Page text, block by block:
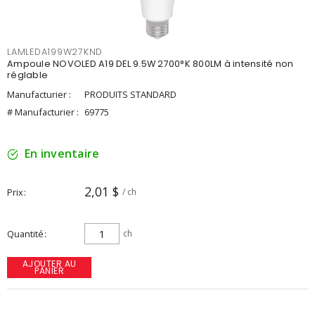
LAMLEDA199W27KND
Ampoule NOVOLED A19 DEL 9.5W 2700°K 800LM à intensité non
réglable
Manufacturier :
PRODUITS STANDARD
# Manufacturier : 69775
En inventaire
Prix 2,01 $ / ch
Quantité ch
AJOUTER AU
PANIER